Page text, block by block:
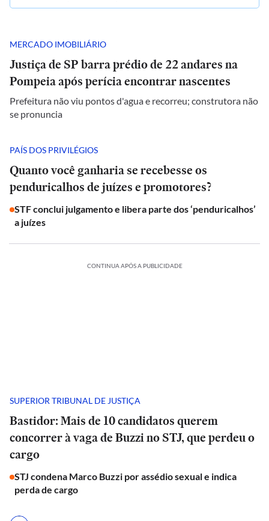
MERCADO IMOBILIÁRIO
Justiça de SP barra prédio de 22 andares na
Pompeia após perícia encontrar nascentes
Prefeitura não viu pontos d'agua e recorreu; construtora não
se pronuncia
PAÍS DOS PRIVILÉGIOS
Quanto você ganharia se recebesse os
penduricalhos de juízes e promotores?
STF conclui julgamento e libera parte dos ‘penduricalhos’
a juízes
CONTINUA APÓS A PUBLICIDADE
SUPERIOR TRIBUNAL DE JUSTIÇA
Bastidor: Mais de 10 candidatos querem
concorrer à vaga de Buzzi no STJ, que perdeu o
cargo
STJ condena Marco Buzzi por assédio sexual e indica
perda de cargo